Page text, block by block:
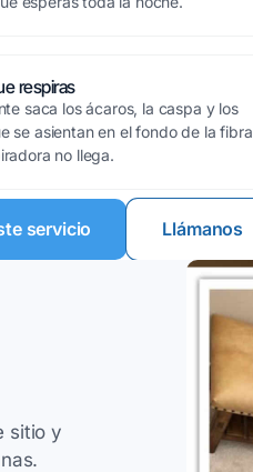
respiras
saca los ácaros, la caspa y los
se asientan en el fondo de la fibra
no llega.
servicio Llámanos
sitio y